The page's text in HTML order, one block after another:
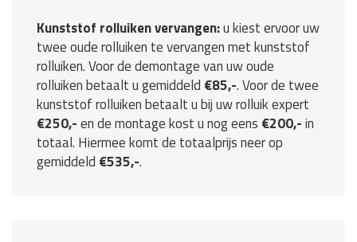
Kunststof rolluiken vervangen:u kiest ervoor uw
twee oude rolluiken te vervangen met kunststof
rolluiken. Voor de demontage van uw oude
rolluiken betaalt u gemiddeld €85,-. Voor de twee
kunststof rolluiken betaalt u bij uw rolluik expert
€250,-en de montage kost u nog eens €200,-in
totaal. Hiermee komt de totaalprijs neer op
gemiddeld €535,-.